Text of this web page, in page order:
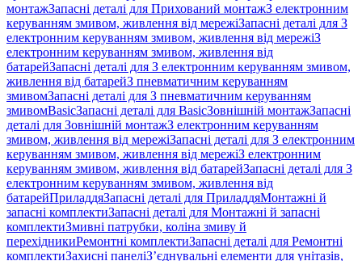
монтажЗапасні деталі для Прихований монтажЗ електронним
керуванням змивом, живлення від мережіЗапасні деталі для З
електронним керуванням змивом, живлення від мережіЗ
електронним керуванням змивом, живлення від
батарейЗапасні деталі для З електронним керуванням змивом,
живлення від батарейЗ пневматичним керуванням
змивомЗапасні деталі для З пневматичним керуванням
змивомBasicЗапасні деталі для BasicЗовнішній монтажЗапасні
деталі для Зовнішній монтажЗ електронним керуванням
змивом, живлення від мережіЗапасні деталі для З електронним
керуванням змивом, живлення від мережіЗ електронним
керуванням змивом, живлення від батарейЗапасні деталі для З
електронним керуванням змивом, живлення від
батарейПриладдяЗапасні деталі для ПриладдяМонтажні й
запасні комплектиЗапасні деталі для Монтажні й запасні
комплектиЗмивні патрубки, коліна змиву й
перехідникиРемонтні комплектиЗапасні деталі для Ремонтні
комплектиЗахисні панеліЗ’єднувальні елементи для унітазів,